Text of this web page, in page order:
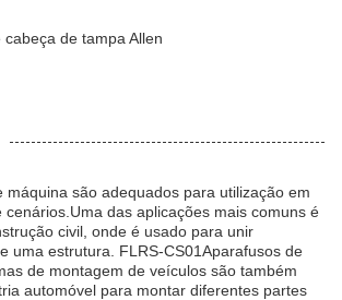
cabeça de tampa Allen
máquina são adequados para utilização em
cenários.Uma das aplicações mais comuns é
civil, onde é usado para unir
uma estrutura. FLRS-CS01Aparafusos de
de montagem de veículos são também
automóvel para montar diferentes partes